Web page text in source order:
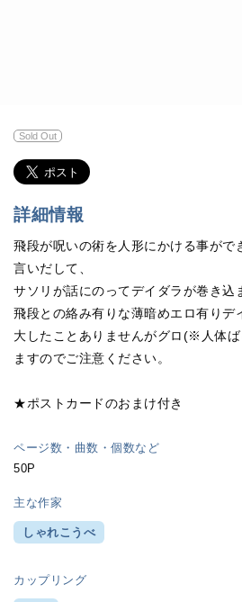
Sold Out
詳細情報
飛段が呪いの術を人形にかける事がで
言いだして、
サソリが話にのってデイダラが巻き込
飛段との絡み有りな薄暗めエロ有りデ
大したことありませんがグロ(※人体
ますのでご注意ください。
★ポストカードのおまけ付き
ページ数・曲数・個数など
50P
主な作家
しゃれこうべ
カップリング